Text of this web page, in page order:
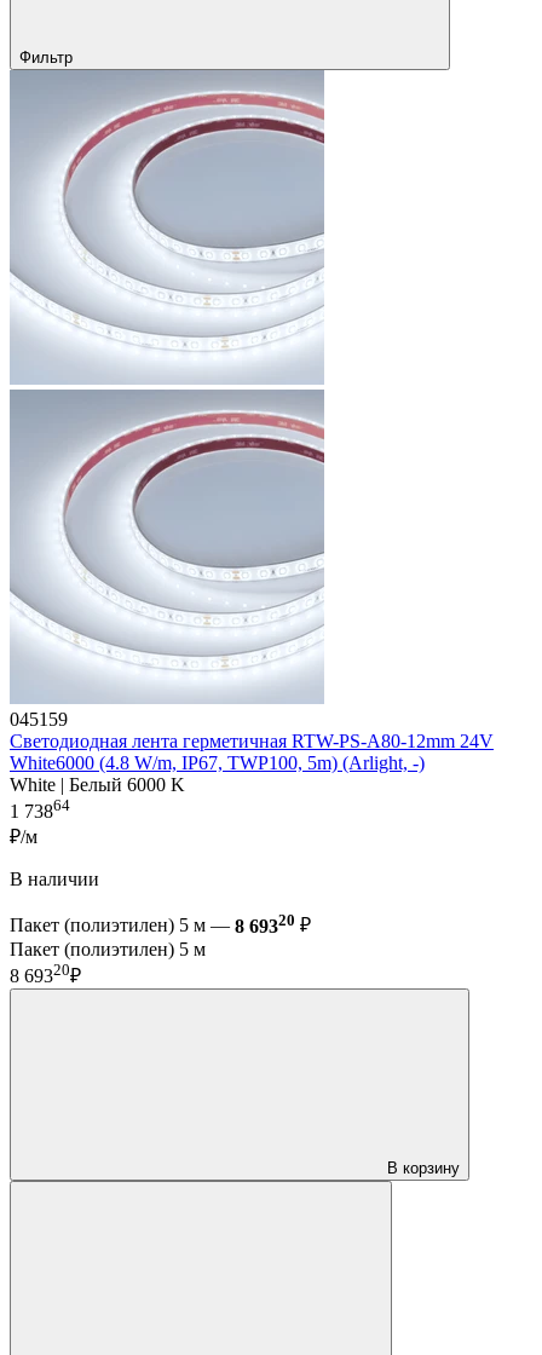
Фильтр
045159
Светодиодная лента герметичная RTW-PS-A80-12mm 24V
White6000 (4.8 W/m, IP67, TWP100, 5m) (Arlight, -)
White | Белый 6000 K
1 73864
₽/м
В наличии
Пакет (полиэтилен) 5 м — 8 69320 ₽
Пакет (полиэтилен) 5 м
8 69320₽
В корзину